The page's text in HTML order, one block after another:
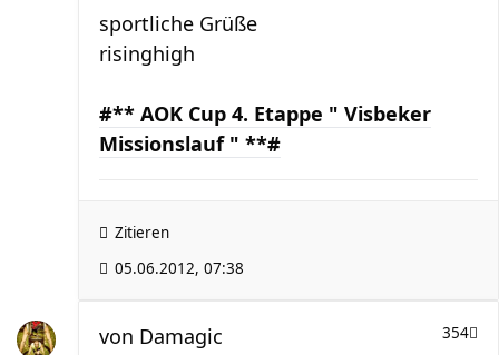
sportliche Grüße
risinghigh
#** AOK Cup 4. Etappe " Visbeker
Missionslauf " **#
Zitieren
05.06.2012, 07:38
354
von Damagic